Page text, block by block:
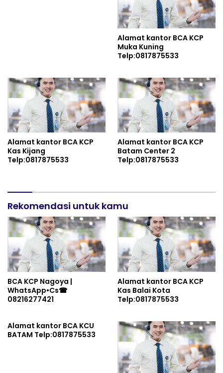
Alamat kantor BCA KCP
Muka Kuning
Telp:0817875533
Alamat kantor BCA KCP
Kas Kijang
Telp:0817875533
Alamat kantor BCA KCP
Batam Center 2
Telp:0817875533
Rekomendasi untuk kamu
BCA KCP Nagoya |
WhatsApp•Cs☎
08216277421
Alamat kantor BCA KCP
Kas Balai Kota
Telp:0817875533
Alamat kantor BCA KCU
BATAM Telp:0817875533